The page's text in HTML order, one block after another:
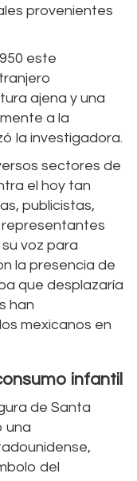
provenientes
este
ajena y una
a la
la investigadora.
sectores de
el hoy tan
publicistas,
voz para
la presencia de
que desplazaría
han
mexicanos en
infantil
de Santa
una
del